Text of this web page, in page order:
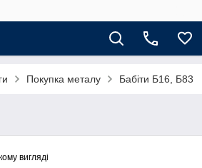
Покупка металу Бабіти Б16, Б83
вигляді